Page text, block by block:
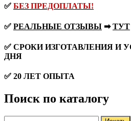
✅ БЕЗ ПРЕДОПЛАТЫ!
✅ РЕАЛЬНЫЕ ОТЗЫВЫ ➡ТУТ
✅ СРОКИ ИЗГОТАВЛЕНИЯ И
ДНЯ
✅ 20 ЛЕТ ОПЫТА
Поиск по каталогу